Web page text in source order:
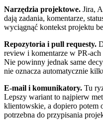
Narzędzia projektowe. Jira,
dają zadania, komentarze,
wyciągnąć kontekst projektu
Repozytoria i pull requesty.
review i komentarze w PR-
Nie powinny jednak same
nie oznacza automatycznie
E-mail i komunikatory. Tu
Lepszy wariant to najpierw
klientowskie, a dopiero potem
potrzebna do przypisania